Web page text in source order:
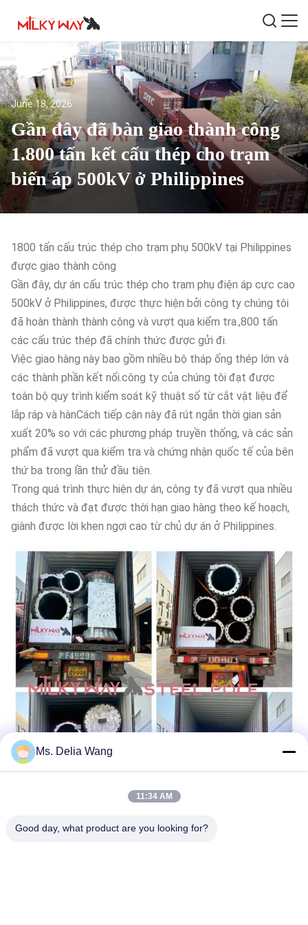
June 18, 2026
Gần đây đã bàn giao thành công
1.800 tấn kết cấu thép cho trạm
biến áp 500kV ở Philippines
1800 tấn cấu trúc thép cho trạm phụ 500kV tại Philippines
được giao thành công
Gần đây, dự án cấu trúc thép cho trạm phụ điện áp cực cao
500kV ở Philippines, được thực hiện bởi công ty chúng tôi
đã hoàn thành thành công và vượt qua kiểm tra.,800 tấn
các cấu trúc thép đã chính thức được gửi đi.
Việc giao hàng này bao gồm nhiều bộ tháp ống thép lớn và
các thành phần kết nối.công ty của chúng tôi đạt được
toàn bộ quy trình kiểm soát kỹ thuật số từ cắt vật liệu để
lắp ráp và hànCách tiếp cận này đã rút ngắn thời gian sản
xuất 20% so với các phương pháp truyền thống, và các sản
phẩm đã vượt qua kiểm tra và chứng nhận quốc tế của bên
thứ ba trong lần thử đầu tiên.
Trong quá trình thực hiện dự án, công ty đã vượt qua nhiều
thách thức và đạt được thời hạn giao hàng theo kế hoạch,
giành được lời khen ngợi cao từ chủ dự án ở Philippines.
Ms. Delia Wang
11:34 AM
Good day, what product are you looking for?